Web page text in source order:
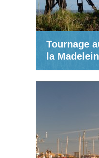
Tournage
la